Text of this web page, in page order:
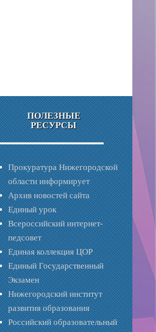
ПОЛЕЗНЫЕ
РЕСУРСЫ
Прокуратура Нижегородской
области информирует
Архив новостей сайта
Единый урок
Всероссийский интернет-
педсовет
Единая коллекция ЦОР
Единый Государственный
Экзамен
Нижегородский институт
развития образования
Российский образовательный